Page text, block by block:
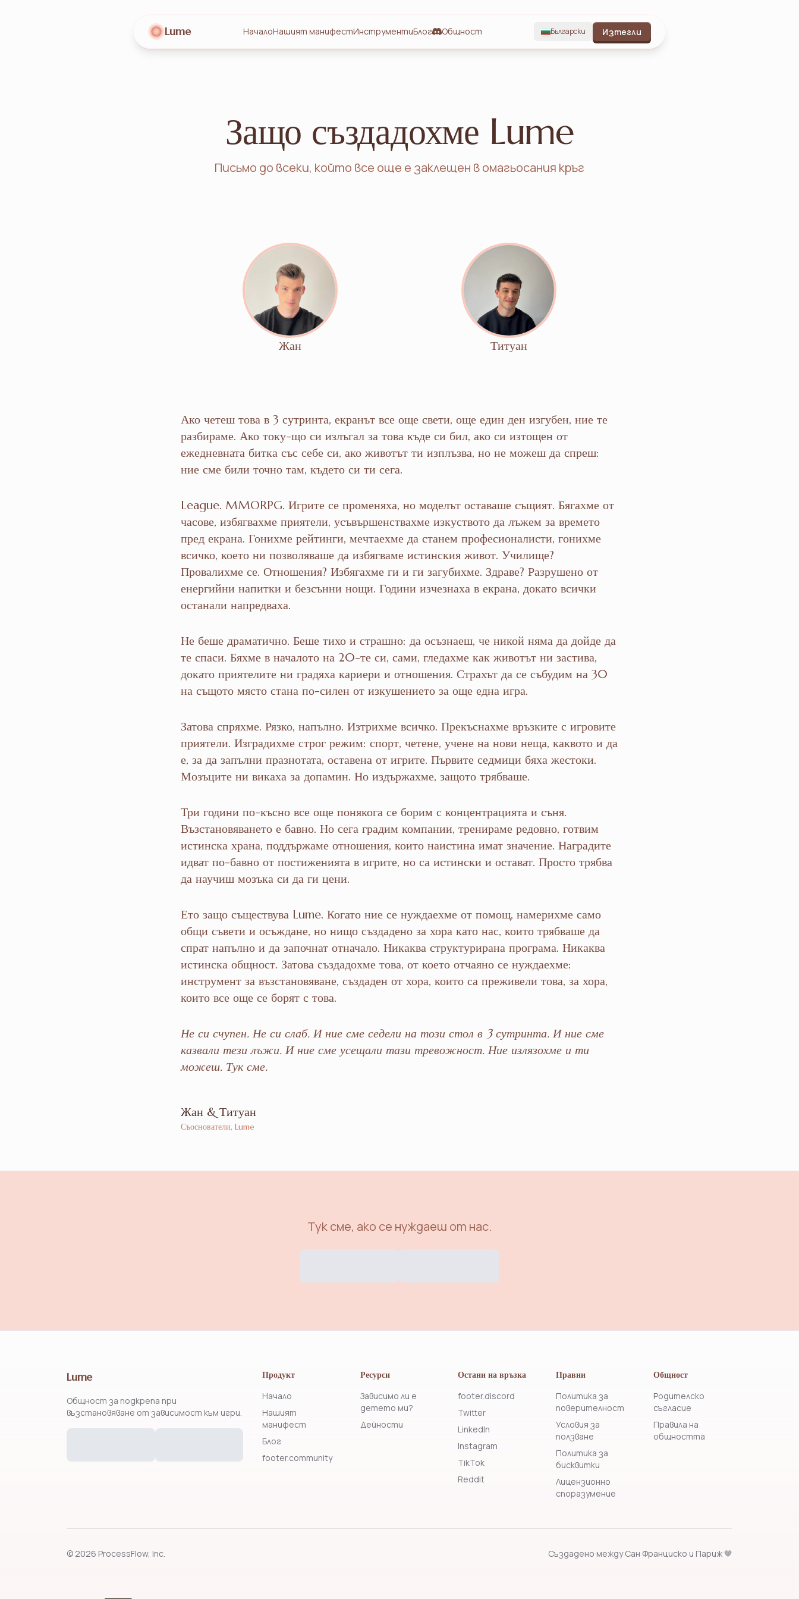
Lume НачалоНашият манифестИнструментиБлог Общност Български Изтегли
Защо създадохме Lume
Письмо до всеки, който все още е заклещен в омагьосания кръг
Жан Титуан
Ако четеш това в 3 сутринта, екранът все още свети, още един ден изгубен, ние те
разбираме. Ако току-що си излъгал за това къде си бил, ако си изтощен от
ежедневната битка със себе си, ако животът ти изплъзва, но не можеш да спреш:
ние сме били точно там, където си ти сега.
League. MMORPG. Игрите се променяха, но моделът оставаше същият. Бягахме от
часове, избягвахме приятели, усъвършенствахме изкуството да лъжем за времето
пред екрана. Гонихме рейтинги, мечтаехме да станем професионалисти, гонихме
всичко, което ни позволяваше да избягваме истинския живот. Училище?
Провалихме се. Отношения? Избягахме ги и ги загубихме. Здраве? Разрушено от
енергийни напитки и безсънни нощи. Години изчезнаха в екрана, докато всички
останали напредваха.
Не беше драматично. Беше тихо и страшно: да осъзнаеш, че никой няма да дойде да
те спаси. Бяхме в началото на 20-те си, сами, гледахме как животът ни застива,
докато приятелите ни градяха кариери и отношения. Страхът да се събудим на 30
на същото място стана по-силен от изкушението за още една игра.
Затова спряхме. Рязко, напълно. Изтрихме всичко. Прекъснахме връзките с игровите
приятели. Изградихме строг режим: спорт, четене, учене на нови неща, каквото и да
е, за да запълни празнотата, оставена от игрите. Първите седмици бяха жестоки.
Мозъците ни викаха за допамин. Но издържахме, защото трябваше.
Три години по-късно все още понякога се борим с концентрацията и съня.
Възстановяването е бавно. Но сега градим компании, тренираме редовно, готвим
истинска храна, поддържаме отношения, които наистина имат значение. Наградите
идват по-бавно от постиженията в игрите, но са истински и остават. Просто трябва
да научиш мозъка си да ги цени.
Ето защо съществува Lume. Когато ние се нуждаехме от помощ, намерихме само
общи съвети и осъждане, но нищо създадено за хора като нас, които трябваше да
спрат напълно и да започнат отначало. Никаква структурирана програма. Никаква
истинска общност. Затова създадохме това, от което отчаяно се нуждаехме:
инструмент за възстановяване, създаден от хора, които са преживели това, за хора,
които все още се борят с това.
Не си счупен. Не си слаб. И ние сме седели на този стол в 3 сутринта. И ние сме
казвали тези лъжи. И ние сме усещали тази тревожност. Ние излязохме и ти
можеш. Тук сме.
Жан & Титуан
Съоснователи, Lume
Тук сме, ако се нуждаеш от нас.
Lume
Общност за подкрепа при
възстановяване от зависимост към игри.
Продукт
Начало
Нашият
манифест
Блог
footer.community
Ресурси
Зависимо ли е
детето ми?
Дейности
Остани на връзка
footer.discord
Twitter
LinkedIn
Instagram
TikTok
Reddit
Правни
Политика за
поверителност
Условия за
ползване
Политика за
бисквитки
Лицензионно
споразумение
Общност
Родителско
съгласие
Правила на
общността
© 2026 ProcessFlow, Inc. Създадено между Сан Франциско и Париж 🤎